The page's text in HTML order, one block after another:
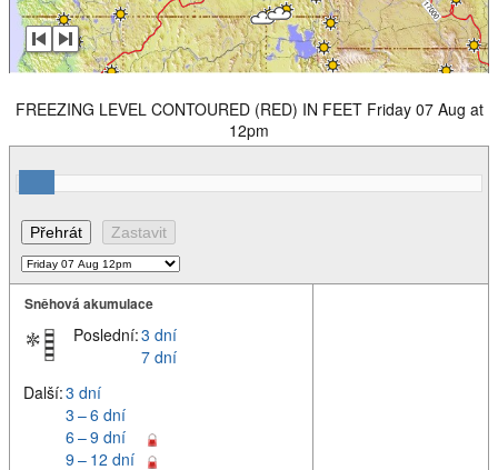
FREEZING LEVEL CONTOURED (RED) IN FEET Friday 07 Aug at
12pm
Sněhová akumulace
Poslední:3 dní
7 dní
Další:3 dní
3 – 6 dní
6 – 9 dní
9 – 12 dní